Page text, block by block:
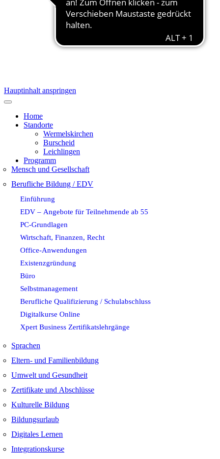
Hauptinhalt anspringen
Home
Standorte
Wermelskirchen
Burscheid
Leichlingen
Programm
Mensch und Gesellschaft
Berufliche Bildung / EDV
Einführung
EDV – Angebote für Teilnehmende ab 55
PC-Grundlagen
Wirtschaft, Finanzen, Recht
Office-Anwendungen
Existenzgründung
Büro
Selbstmanagement
Berufliche Qualifizierung / Schulabschluss
Digitalkurse Online
Xpert Business Zertifikatslehrgänge
Sprachen
Eltern- und Familienbildung
Umwelt und Gesundheit
Zertifikate und Abschlüsse
Kulturelle Bildung
Bildungsurlaub
Digitales Lernen
Integrationskurse